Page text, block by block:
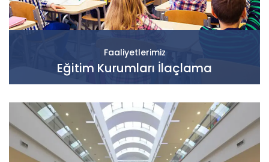
Faaliyetlerimiz
Eğitim Kurumları İlaçlama